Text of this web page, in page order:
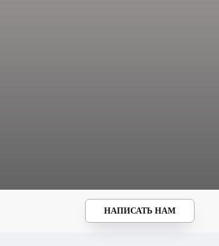
НАПИСАТЬ НАМ